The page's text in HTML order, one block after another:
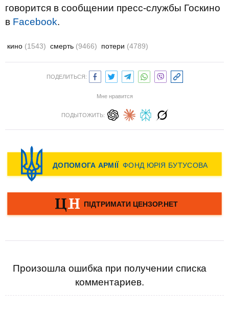
говорится в сообщении пресс-службы Госкино
в Facebook.
кино (1543) смерть (9466) потери (4789)
ПОДЕЛИТЬСЯ:
Мне нравится
ПОДЫТОЖИТЬ:
Произошла ошибка при получении списка
комментариев.